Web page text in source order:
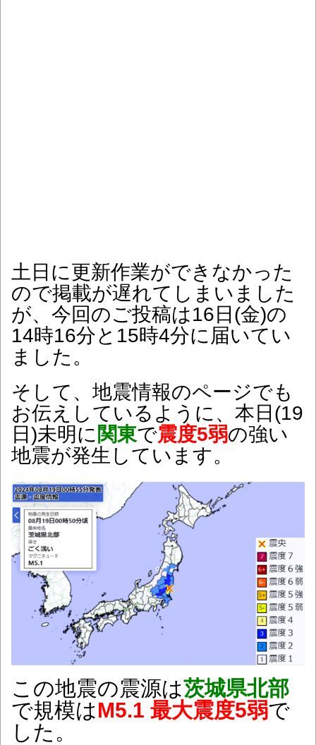
土日に更新作業ができなかった
ので掲載が遅れてしまいました
が、今回のご投稿は16日(金)の
14時16分と15時4分に届いてい
ました。
そして、地震情報のページでも
お伝えしているように、本日(19
日)未明に 関東で震度5弱の強い
地震が発生しています。
この地震の震源は茨城県北部
で規模はM5.1 最大震度5弱で
した。